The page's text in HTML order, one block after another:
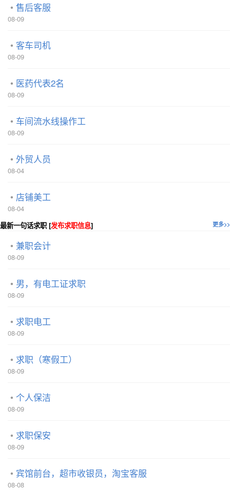
售后客服
08-09
客车司机
08-09
医药代表2名
08-09
车间流水线操作工
08-09
外贸人员
08-04
店铺美工
08-04
更多>>
最新一句话求职 [发布求职信息]
兼职会计
08-09
男，有电工证求职
08-09
求职电工
08-09
求职（寒假工）
08-09
个人保洁
08-09
求职保安
08-09
宾馆前台，超市收银员，淘宝客服
08-08